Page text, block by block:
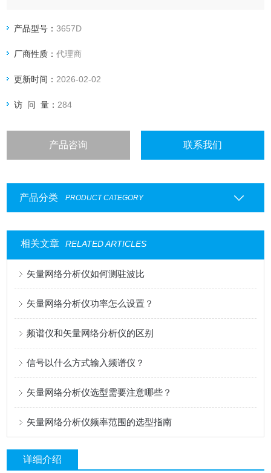
产品型号：3657D
厂商性质：代理商
更新时间： 2026-02-02
访 问 量： 284
产品咨询 联系我们
产品分类 PRODUCT CATEGORY
相关文章 RELATED ARTICLES
矢量网络分析仪如何测驻波比
矢量网络分析仪功率怎么设置？
频谱仪和矢量网络分析仪的区别
信号以什么方式输入频谱仪？
矢量网络分析仪选型需要注意哪些？
矢量网络分析仪频率范围的选型指南
详细介绍